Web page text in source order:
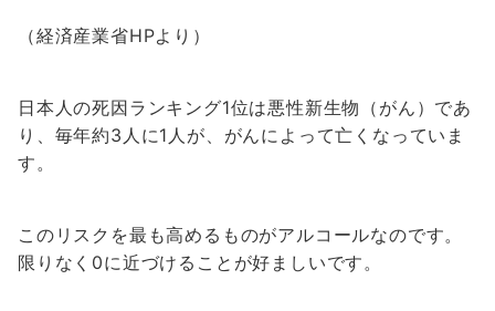
（経済産業省HPより）
日本人の死因ランキング1位は悪性新生物（がん）であ
り、毎年約3人に1人が、がんによって亡くなっていま
す。
このリスクを最も高めるものがアルコールなのです。
限りなく0に近づけることが好ましいです。